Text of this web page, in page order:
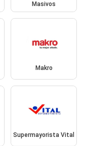
Masivos
Makro
Supermayorista Vital